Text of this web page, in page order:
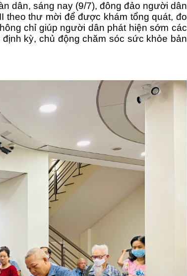
dân, sáng nay (9/7), đông đảo người dân
thư mời để được khám tổng quát, đo
chỉ giúp người dân phát hiện sớm các
kỳ, chủ động chăm sóc sức khỏe bản